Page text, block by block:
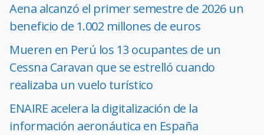
Aena alcanzó el primer semestre de 2026 un
beneficio de 1.002 millones de euros
Mueren en Perú los 13 ocupantes de un
Cessna Caravan que se estrelló cuando
realizaba un vuelo turístico
ENAIRE acelera la digitalización de la
información aeronáutica en España